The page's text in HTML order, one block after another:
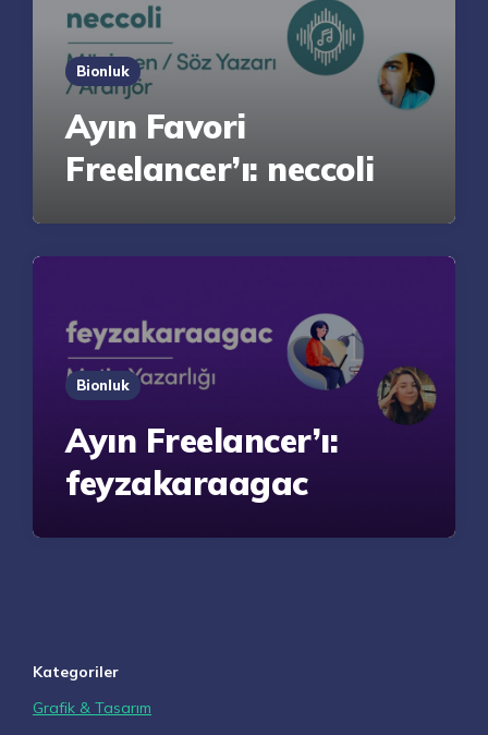
Bionluk
Ayın Favori
Freelancer’ı: neccoli
Bionluk
Ayın Freelancer’ı:
feyzakaraagac
Kategoriler
Grafik & Tasarım